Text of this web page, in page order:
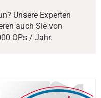
Unsere Experten
auch Sie von
OPs / Jahr.